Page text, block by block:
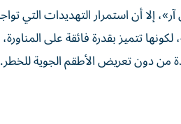
إلا أن استمرار التهديدات التي
تتميز بقدرة فائقة على
من دون تعريض الأطقم الجوية للخطر.